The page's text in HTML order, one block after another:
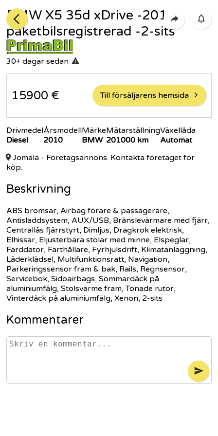
BMW X5 35d xDrive -2010 -
paketbilsregistrerad -2-sits
30+ dagar sedan
15900 € Till försäljarens hemsida
Drivmedel
Diesel
Årsmodell
2010
Märke
BMW
Mätarställning
201000 km
Växellåda
Automat
Jomala - Företagsannons. Kontakta företaget för
köp.
Beskrivning
ABS bromsar, Airbag förare & passagerare,
Antisladdsystem, AUX/USB, Bränslevärmare med fjärr,
Centrallås fjärrstyrt, Dimljus, Dragkrok elektrisk,
Elhissar, Eljusterbara stolar med minne, Elspeglar,
Färddator, Farthållare, Fyrhjulsdrift, Klimatanläggning,
Läderklädsel, Multifunktionsratt, Navigation,
Parkeringssensor fram & bak, Rails, Regnsensor,
Servicebok, Sidoairbags, Sommardäck på
aluminiumfälg, Stolsvärme fram, Tonade rutor,
Vinterdäck på aluminiumfälg, Xenon, 2-sits
Kommentarer